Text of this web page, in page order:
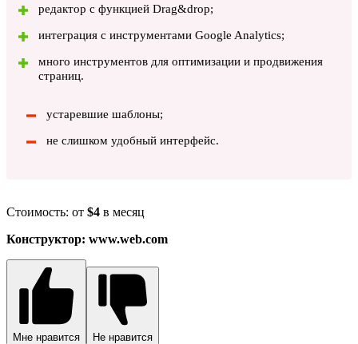
редактор с функцией Drag&drop;
интеграция с инструментами Google Analytics;
много инструментов для оптимизации и продвижения
страниц.
устаревшие шаблоны;
не слишком удобный интерфейс.
Стоимость: от $4 в месяц
Конструктор: www.web.com
Мне нравится Не нравится